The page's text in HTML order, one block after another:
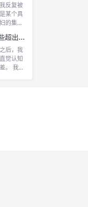
反复被
某个具
的集体
在日本买マンション，那些超出认知的所有权规则
后，我
觉认知
。 我自